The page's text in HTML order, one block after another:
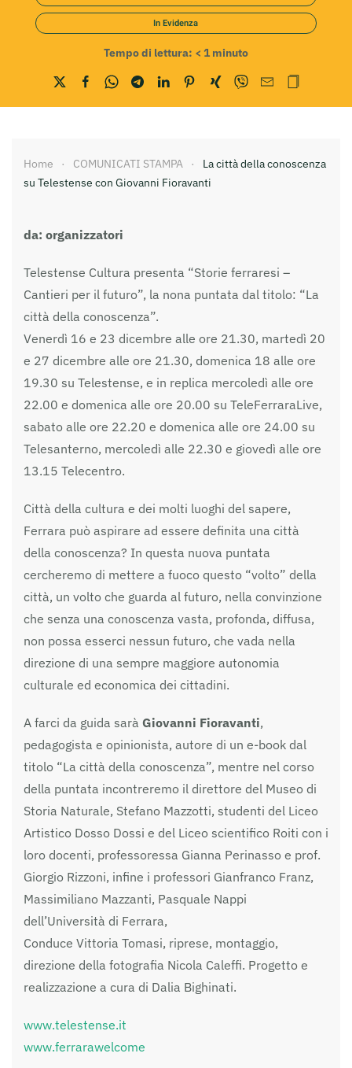
In Evidenza
Tempo di lettura: < 1 minuto
Home COMUNICATI STAMPA
La città della conoscenza
su Telestense con Giovanni Fioravanti
da: organizzatori
Telestense Cultura presenta “Storie ferraresi –
Cantieri per il futuro”, la nona puntata dal titolo: “La
città della conoscenza”.
Venerdì 16 e 23 dicembre alle ore 21.30, martedì 20
e 27 dicembre alle ore 21.30, domenica 18 alle ore
19.30 su Telestense, e in replica mercoledì alle ore
22.00 e domenica alle ore 20.00 su TeleFerraraLive,
sabato alle ore 22.20 e domenica alle ore 24.00 su
Telesanterno, mercoledì alle 22.30 e giovedì alle ore
13.15 Telecentro.
Città della cultura e dei molti luoghi del sapere,
Ferrara può aspirare ad essere definita una città
della conoscenza? In questa nuova puntata
cercheremo di mettere a fuoco questo “volto” della
città, un volto che guarda al futuro, nella convinzione
che senza una conoscenza vasta, profonda, diffusa,
non possa esserci nessun futuro, che vada nella
direzione di una sempre maggiore autonomia
culturale ed economica dei cittadini.
A farci da guida sarà Giovanni Fioravanti,
pedagogista e opinionista, autore di un e-book dal
titolo “La città della conoscenza”, mentre nel corso
della puntata incontreremo il direttore del Museo di
Storia Naturale, Stefano Mazzotti, studenti del Liceo
Artistico Dosso Dossi e del Liceo scientifico Roiti con i
loro docenti, professoressa Gianna Perinasso e prof.
Giorgio Rizzoni, infine i professori Gianfranco Franz,
Massimiliano Mazzanti, Pasquale Nappi
dell’Università di Ferrara,
Conduce Vittoria Tomasi, riprese, montaggio,
direzione della fotografia Nicola Caleffi. Progetto e
realizzazione a cura di Dalia Bighinati.
www.telestense.it
www.ferrarawelcome